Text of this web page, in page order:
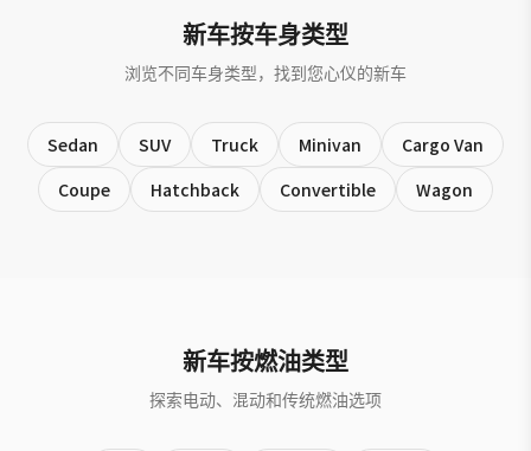
新车按车身类型
浏览不同车身类型，找到您心仪的新车
Sedan SUV Truck Minivan
Cargo Van
Coupe
Hatchback Convertible Wagon
新车按燃油类型
探索电动、混动和传统燃油选项